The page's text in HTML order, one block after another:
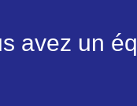
avez un